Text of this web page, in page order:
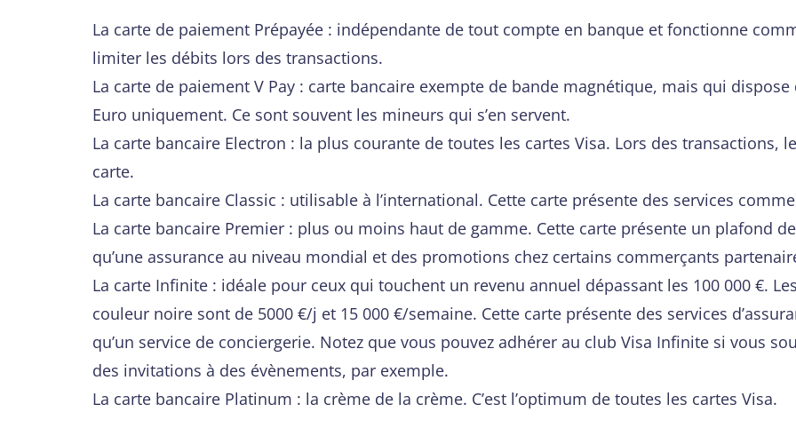
La carte de paiement Prépayée : indépendante de tout compte en banque et fonctionne
limiter les débits lors des transactions.
La carte de paiement V Pay : carte bancaire exempte de bande magnétique, mais qui
Euro uniquement. Ce sont souvent les mineurs qui s’en servent.
La carte bancaire Electron : la plus courante de toutes les cartes Visa. Lors des transactions,
carte.
La carte bancaire Classic : utilisable à l’international. Cette carte présente des services
La carte bancaire Premier : plus ou moins haut de gamme. Cette carte présente un plafond
qu’une assurance au niveau mondial et des promotions chez certains commerçants
La carte Infinite : idéale pour ceux qui touchent un revenu annuel dépassant les 100 000 €.
couleur noire sont de 5000 €/j et 15 000 €/semaine. Cette carte présente des services
qu’un service de conciergerie. Notez que vous pouvez adhérer au club Visa Infinite si vous
des invitations à des évènements, par exemple.
La carte bancaire Platinum : la crème de la crème. C’est l’optimum de toutes les cartes Visa.